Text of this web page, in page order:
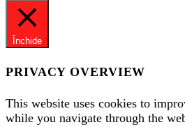
Închide
PRIVACY OVERVIEW
This website uses cookies to
while you navigate through the